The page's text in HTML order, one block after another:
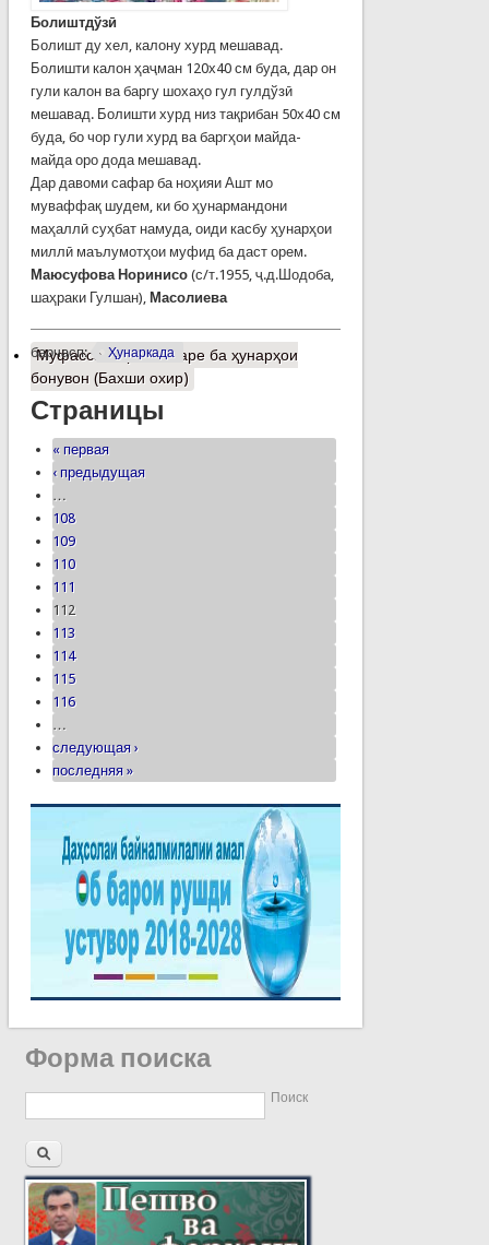
Болиштдўзӣ
Болишт ду хел, калону хурд мешавад.
Болишти калон ҳаҷман 120х40 см буда, дар он
гули калон ва баргу шохаҳо гул гулдўзӣ
мешавад. Болишти хурд низ тақрибан 50х40 см
буда, бо чор гули хурд ва баргҳои майда-
майда оро дода мешавад.
Дар давоми сафар ба ноҳияи Ашт мо
муваффақ шудем, ки бо ҳунармандони
маҳаллӣ суҳбат намуда, оиди касбу ҳунарҳои
миллӣ маълумотҳои муфид ба даст орем.
Маюсуфова Норинисо (с/т.1955, ҷ.д.Шодоба,
шаҳраки Гулшан), Масолиева
барчасп: Ҳунаркада
Муфассалтаро Назаре ба ҳунарҳои
бонувон (Бахши охир)
Страницы
« первая
‹ предыдущая
…
108
109
110
111
112
113
114
115
116
…
следующая ›
последняя »
Форма поиска
Поиск